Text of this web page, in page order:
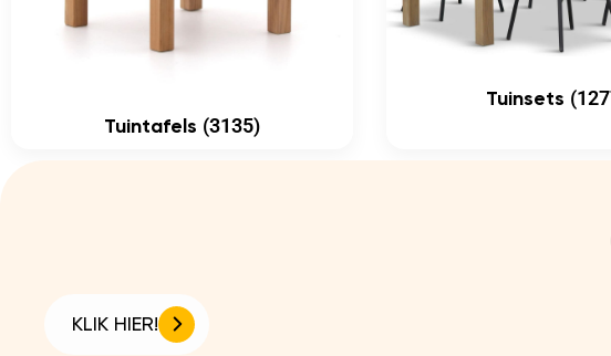
Tuintafels (3135)
Tuinsets
KLIK HIER!